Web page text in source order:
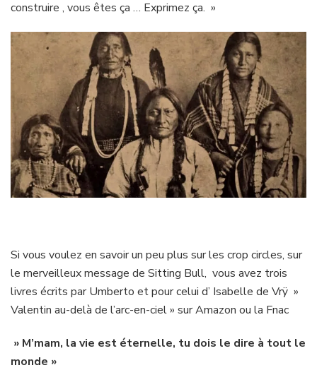
construire , vous êtes ça … Exprimez ça. »
Si vous voulez en savoir un peu plus sur les crop circles, sur
le merveilleux message de Sitting Bull, vous avez trois
livres écrits par Umberto et pour celui d’ Isabelle de Vrÿ »
Valentin au-delà de l’arc-en-ciel » sur Amazon ou la Fnac
» M’mam, la vie est éternelle, tu dois le dire à tout le
monde »